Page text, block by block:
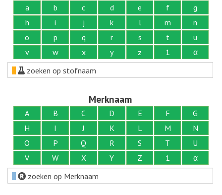
a b c d e f
g
h
i j k l m
n
o
p q r s t
u
v
w x y z 1
α
zoeken op stofnaam
Merknaam
A B C D E F
G
H
I J K L M
N
O
P Q R S T
U
V
W X Y Z 1
α
zoeken op Merknaam